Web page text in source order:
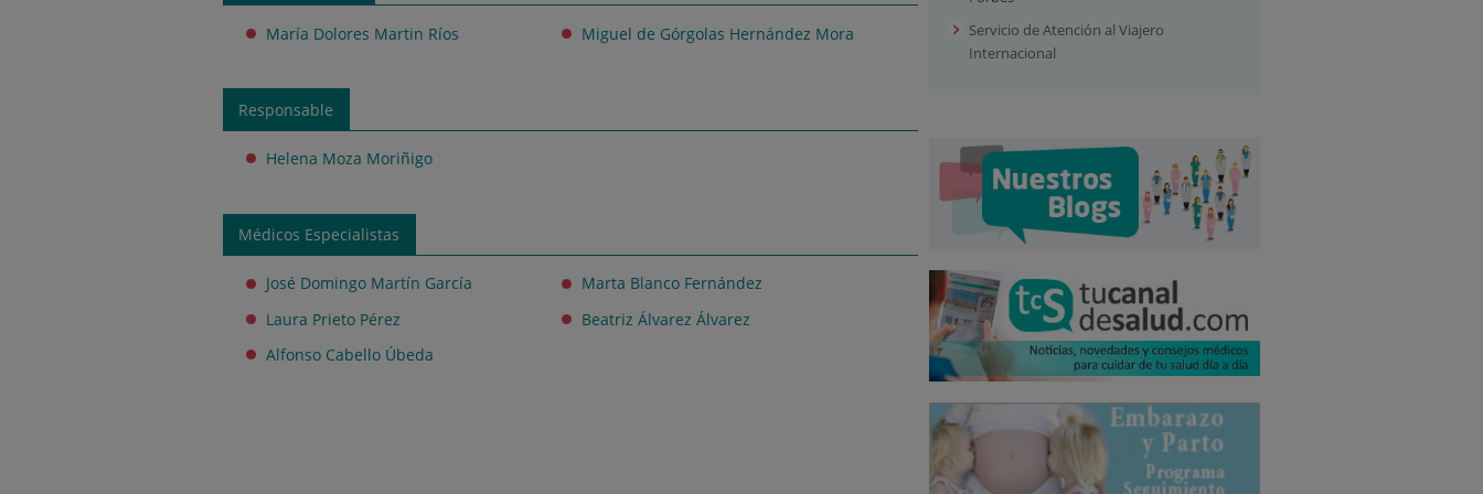
María Dolores Martin Ríos Miguel de Górgolas Hernández Mora
Responsable
Helena Moza Moriñigo
Médicos Especialistas
José Domingo Martín García
Marta Blanco Fernández
Laura Prieto Pérez
Beatriz Álvarez Álvarez
Alfonso Cabello Úbeda
Servicio de Atención al Viajero
Internacional